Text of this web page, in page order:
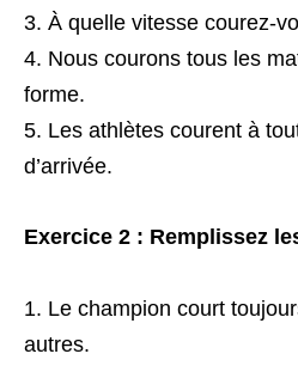
À quelle vitesse courez-
Nous courons tous les
forme.
Les athlètes courent à
d’arrivée.
Exercice 2 : Remplissez
Le champion court
autres.